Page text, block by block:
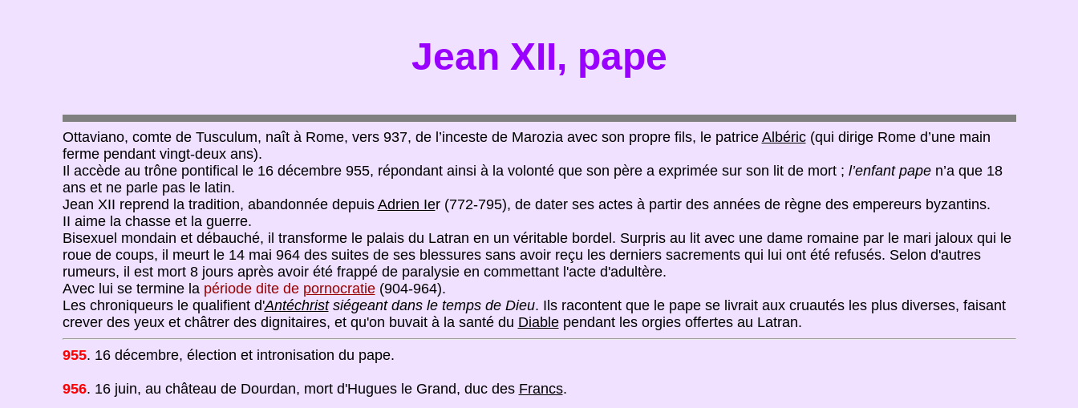
Jean XII, pape
Ottaviano, comte de Tusculum, naît à Rome, vers 937, de l’inceste de Marozia avec son propre fils, le patrice Albéric(qui dirige Rome d’une main
ferme pendant vingt-deux ans).
Il accède au trône pontifical le 16 décembre 955, répondant ainsi à la volonté que son père a exprimée sur son lit de mort ; l’enfant papen’a que 18
ans et ne parle pas le latin.
Jean XII reprend la tradition, abandonnée depuis Adrien Ier (772-795), de dater ses actes à partir des années de règne des empereurs byzantins.
II aime la chasse et la guerre.
Bisexuel mondain et débauché, il transforme le palais du Latran en un véritable bordel. Surpris au lit avec une dame romaine par le mari jaloux qui le
roue de coups, il meurt le 14 mai 964 des suites de ses blessures sans avoir reçu les derniers sacrements qui lui ont été refusés. Selon d'autres
rumeurs, il est mort 8 jours après avoir été frappé de paralysie en commettant l'acte d'adultère.
Avec lui se termine la période dite de pornocratie(904-964).
Les chroniqueurs le qualifient d'Antéchristsiégeant dans le temps de Dieu. Ils racontent que le pape se livrait aux cruautés les plus diverses, faisant
crever des yeux et châtrer des dignitaires, et qu'on buvait à la santé du Diablependant les orgies offertes au Latran.
955. 16 décembre, élection et intronisation du pape.
956. 16 juin, au château de Dourdan, mort d'Hugues le Grand, duc des Francs.